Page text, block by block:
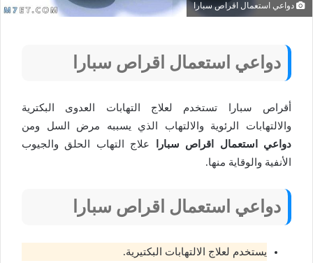
دواعي استعمال اقراص سبارا
دواعي استعمال اقراص سبارا
أقراص سبارا تستخدم لعلاج التهابات العدوى البكترية
والالتهابات الرئوية والالتهاب الذي يسببه مرض السل ومن
دواعي استعمال اقراص سبارا
علاج التهاب الحلق والجيوب
الأنفية والوقاية منها.
دواعي استعمال اقراص سبارا
يستخدم لعلاج الالتهابات البكتيرية.